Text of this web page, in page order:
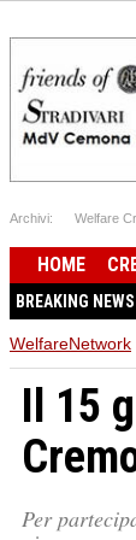
Archivi: Welfare
HOME
BREAKING NEWS
WelfareNetwork
Il 15
Per